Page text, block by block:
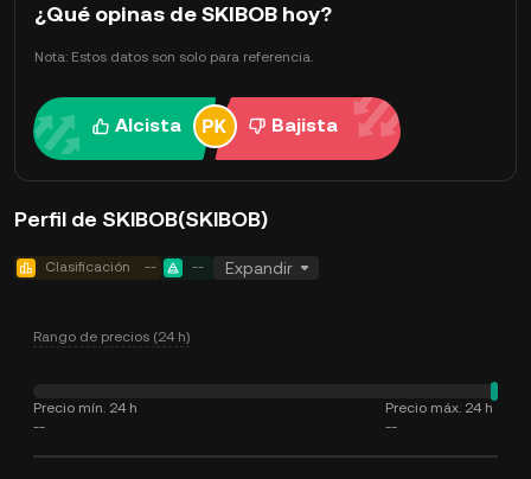
¿Qué opinas de SKIBOB hoy?
Nota: Estos datos son solo para referencia.
Alcista Bajista
Perfil de SKIBOB(SKIBOB)
Clasificación -- -- Expandir
Rango de precios (24 h)
Precio mín. 24 h
--
Precio máx. 24 h
--